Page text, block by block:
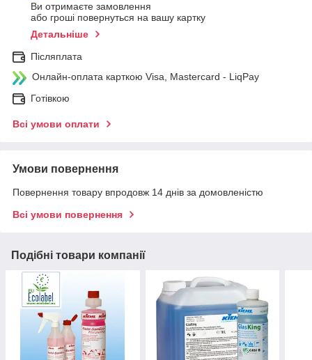
Ви отримаєте замовлення
або гроші повернуться на вашу картку
Детальніше
Післяплата
Онлайн-оплата карткою Visa, Mastercard - LiqPay
Готівкою
Всі умови оплати
Умови повернення
Повернення товару впродовж 14 днів за домовленістю
Всі умови повернення
Подібні товари компанії